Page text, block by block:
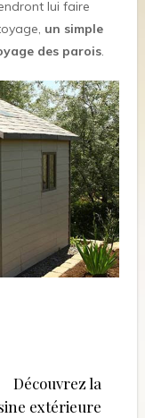
lui faire
un simple
des parois.
Découvrez la
extérieure